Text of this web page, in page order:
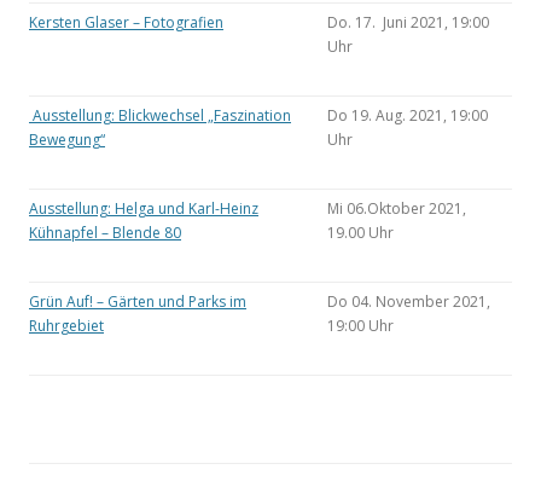
Kersten Glaser – Fotografien
Do. 17. Juni 2021, 19:00
Uhr
Ausstellung: Blickwechsel „Faszination
Bewegung“
Do 19. Aug. 2021, 19:00
Uhr
Ausstellung: Helga und Karl-Heinz
Kühnapfel – Blende 80
Mi 06.Oktober 2021,
19.00 Uhr
Grün Auf! – Gärten und Parks im
Ruhrgebiet
Do 04. November 2021,
19:00 Uhr